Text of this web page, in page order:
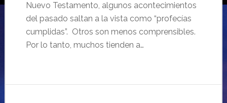
Nuevo Testamento, algunos acontecimientos
del pasado saltan a la vista como “profecías
cumplidas”. Otros son menos comprensibles.
Por lo tanto, muchos tienden a…